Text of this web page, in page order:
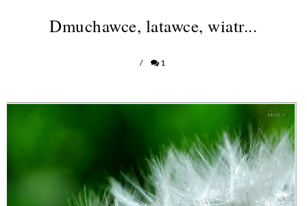
Dmuchawce, latawce, wiatr...
/ 1